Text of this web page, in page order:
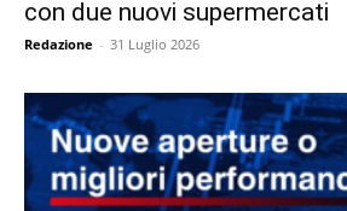
con due nuovi supermercati
Redazione - 31 Luglio 2026